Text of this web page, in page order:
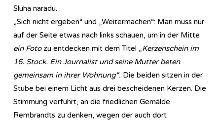
Sluha naradu.
„Sich nicht ergeben“ und „Weitermachen“: Man muss nur
auf der Seite etwas nach links schauen, um in der Mitte
ein Fotozu entdecken mit dem Titel „Kerzenschein im
16. Stock. Ein Journalist und seine Mutter beten
gemeinsam in ihrer Wohnung“. Die beiden sitzen in der
Stube bei einem Licht aus drei bescheidenen Kerzen. Die
Stimmung verführt, an die friedlichen Gemälde
Rembrandts zu denken, wegen der auch dort